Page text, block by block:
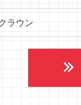
ラウン